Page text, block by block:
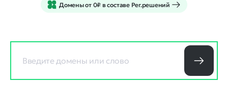
Домены от 0₽ в составе Рег.решений